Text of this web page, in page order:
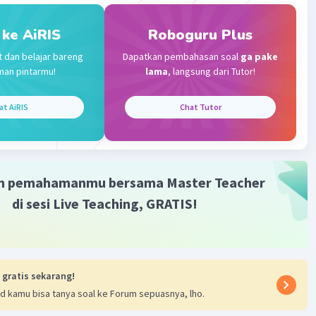
sebutan untuk kain yang memiliki corak khusus asli
dan merupakan warisan budaya asli Indonesia yang dapat
untuk membuat berbagai jenis pakaian, baik tradisional
·0.0(0) Balas
AiRIS
dan belajar bareng
pintarmu!
AiRIS
Roboguru Plus
Dapatkan pembahasan soal ga pake
lama, langsung dari Tutor!
Chat Tutor
pemahamanmu bersama Master Teacher
di sesi Live Teaching, GRATIS!
gratis sekarang!
kamu bisa tanya soal ke Forum sepuasnya, lho.